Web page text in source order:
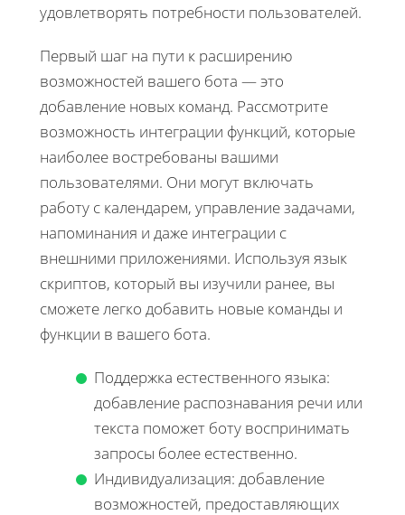
удовлетворять потребности пользователей.
Первый шаг на пути к расширению
возможностей вашего бота — это
добавление новых команд. Рассмотрите
возможность интеграции функций, которые
наиболее востребованы вашими
пользователями. Они могут включать
работу с календарем, управление задачами,
напоминания и даже интеграции с
внешними приложениями. Используя язык
скриптов, который вы изучили ранее, вы
сможете легко добавить новые команды и
функции в вашего бота.
Поддержка естественного языка:
добавление распознавания речи или
текста поможет боту воспринимать
запросы более естественно.
Индивидуализация: добавление
возможностей, предоставляющих